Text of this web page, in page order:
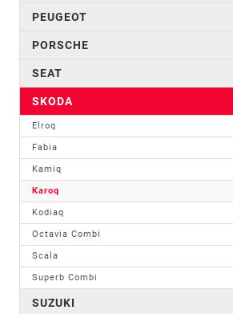
PEUGEOT
PORSCHE
SEAT
SKODA
Elroq
Fabia
Kamiq
Karoq
Kodiaq
Octavia Combi
Scala
Superb Combi
SUZUKI